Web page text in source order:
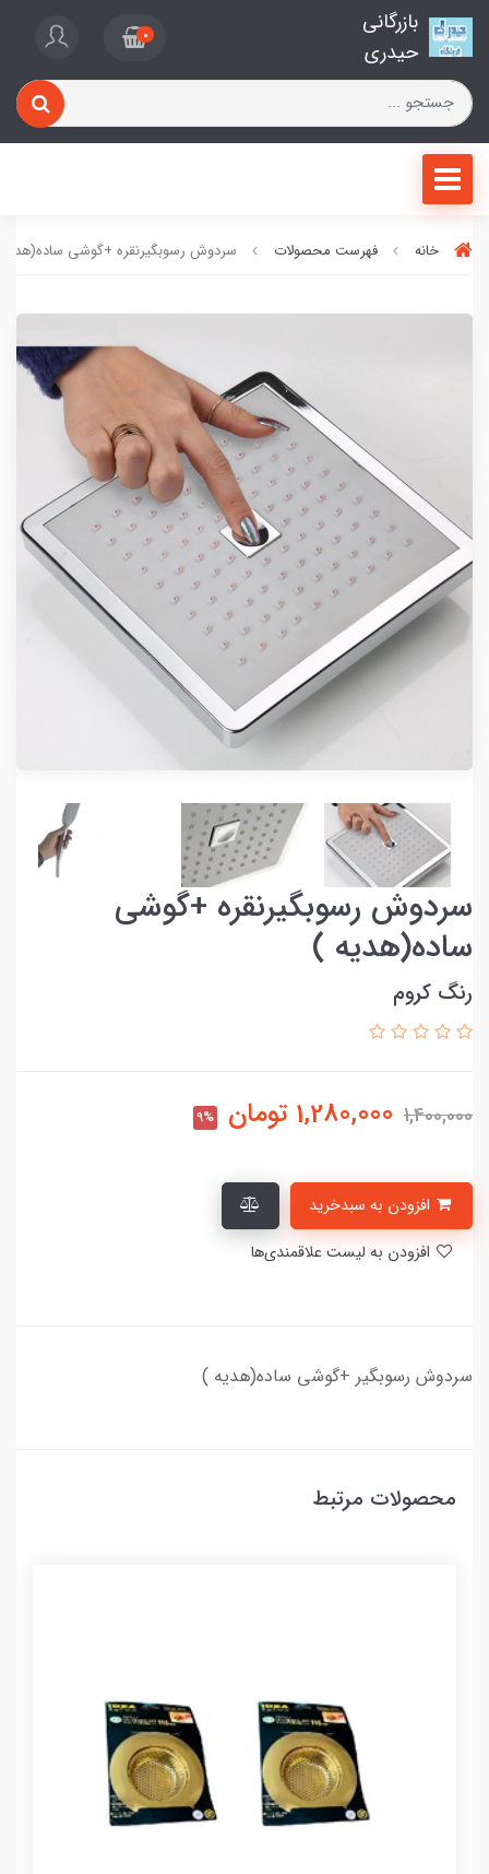
بازرگانی
حیدری
0
خانه فهرست محصولات سردوش رسوبگیرنقره +گوشی
سردوش رسوبگیرنقره +گوشی
ساده(هدیه )
رنگ کروم
1,400,000
1,280,000 تومان 9%
سردوش رسوبگیر +گوشی ساده(هدیه )
محصولات مرتبط